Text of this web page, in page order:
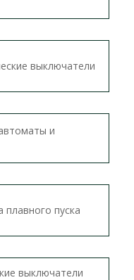
выключатели
и
плавного пуска
выключатели